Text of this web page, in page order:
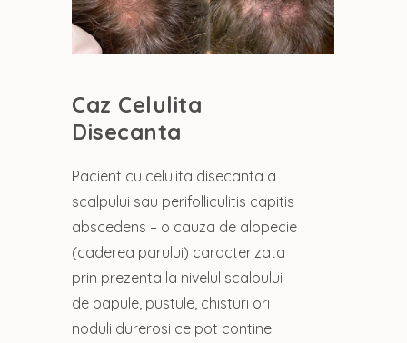
Caz Celulita
Disecanta
Pacient cu celulita disecanta a
scalpului sau perifolliculitis capitis
abscedens – o cauza de alopecie
(caderea parului) caracterizata
prin prezenta la nivelul scalpului
de papule, pustule, chisturi ori
noduli durerosi ce pot contine